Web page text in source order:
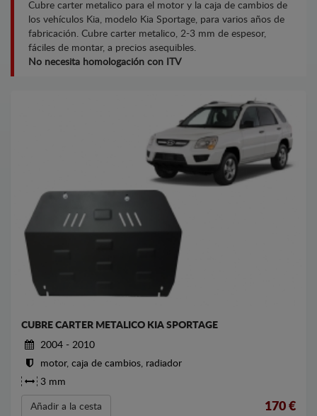
Cubre carter metalico para el motor y la caja de cambios de
los vehículos Kia, modelo Kia Sportage, para varios años de
fabricación. Cubre carter metalico, 2-3 mm de espesor,
fáciles de montar, a precios asequibles.
No necesita homologación con ITV
CUBRE CARTER METALICO KIA SPORTAGE
2004 - 2010
motor, caja de cambios, radiador
3 mm
Añadir a la cesta 170 €